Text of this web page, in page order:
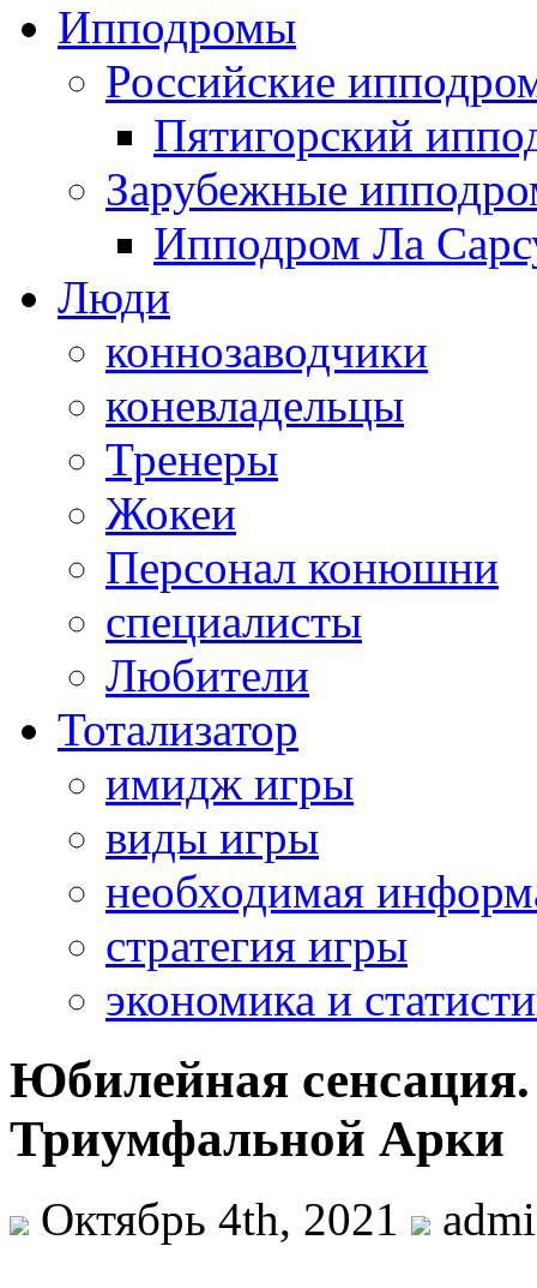
Ипподромы
Российские
Пятигорский
Зарубежные
Ипподром Ла
Люди
коннозаводчики
коневладельцы
Тренеры
Жокеи
Персонал конюшни
специалисты
Любители
Тотализатор
имидж игры
виды игры
необходимая
стратегия игры
экономика и
Юбилейная
Триумфальной Арки
Октябрь 4th, 2021